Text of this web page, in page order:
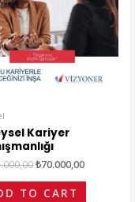
Kariyer
₺70.000,00
TO CART